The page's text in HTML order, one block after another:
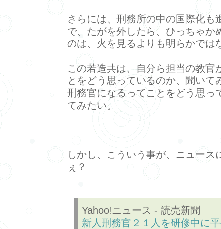
さらには、刑務所の中の国際化も
で、たがを外したら、ひっちゃか
のは、火を見るよりも明らかでは
この若造共は、自分ら担当の教官
とをどう思っているのか、聞いて
刑務官になるってことをどう思っ
てみたい。
しかし、こういう事が、ニュース
ぇ？
Yahoo!ニュース - 読売新聞
新人刑務官２１人を研修中に